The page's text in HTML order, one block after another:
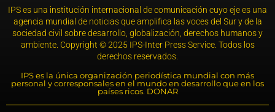
IPS es una institución internacional de comunicación cuyo eje es una
agencia mundial de noticias que amplifica las voces del Sur y de la
sociedad civil sobre desarrollo, globalización, derechos humanos y
ambiente. Copyright © 2025 IPS-Inter Press Service. Todos los
derechos reservados.
IPS es la única organización periodística mundial con más
personal y corresponsales en el mundo en desarrollo que en los
países ricos. DONAR